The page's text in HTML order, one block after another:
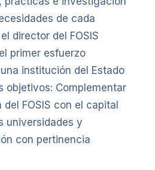
de cada
director del FOSIS
primer esfuerzo
institución del Estado
objetivos: Complementar
FOSIS con el capital
universidades y
con pertinencia